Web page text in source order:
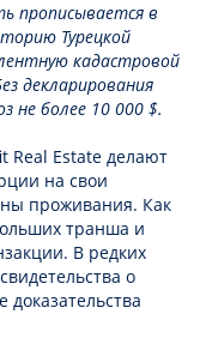
прописывается в
Турецкой
кадастровой
декларирования
не более 10 000 $.
Real Estate делают
на свои
проживания. Как
транша и
В редких
о
доказательства